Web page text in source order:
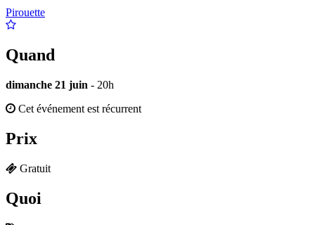
Pirouette
Quand
dimanche 21 juin - 20h
Cet événement est récurrent
Prix
Gratuit
Quoi